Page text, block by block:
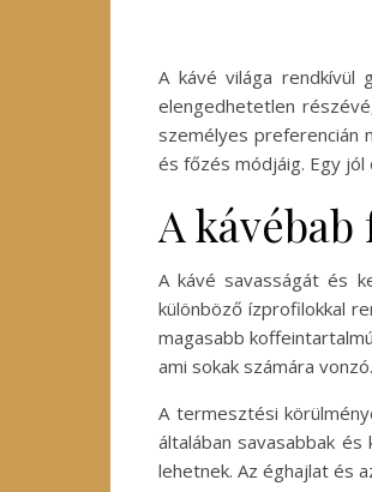
A kávé világa rendkívül
elengedhetetlen
személyes preferencián
és főzés módjáig. Egy
A
A kávé savasságát és
különböző ízprofilokkal
magasabb
ami sokak számára vonzó.
A termesztési
általában savasabbak
lehetnek. Az éghajlat és